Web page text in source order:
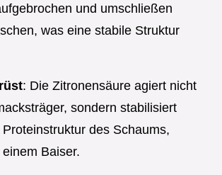
und umschließen
was eine stabile Struktur
: Die Zitronensäure agiert nicht
sondern stabilisiert
des Schaums,
Baiser.